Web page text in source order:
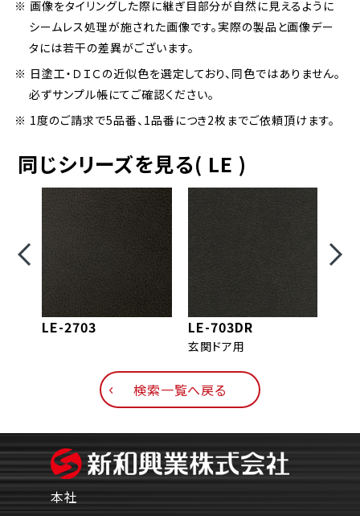
※ 画像をタイリングした際に継ぎ目部分が自然に見えるように
シームレス処理が施された画像です。実際の製品と画像デー
タには若干の差異がございます。
※ 日塗工・ＤＩＣの近似色を選定しており、同色ではありません。
必ずサンプル帳にてご確認ください。
※ 1度のご請求で5品番、1品番につき2枚までご依頼頂けます。
同じシリーズを見る( LE )
LE-2703 LE-703DR
玄関ドア用
検索一覧へ戻る
本社